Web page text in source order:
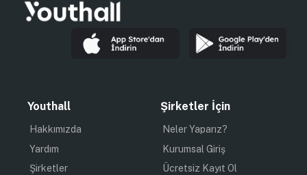
Youthall
Hakkımızda
Yardım
Şirketler
Şirketler İçin
Neler Yaparız?
Kurumsal Giriş
Ücretsiz Kayıt Ol